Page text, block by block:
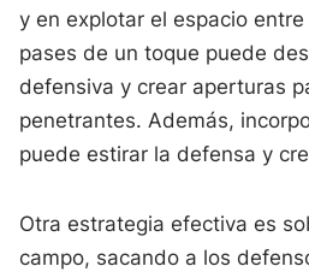
y en explotar el espacio
pases de un toque puede
defensiva y crear aperturas
penetrantes. Además,
puede estirar la defensa y
Otra estrategia efectiva es
campo, sacando a los